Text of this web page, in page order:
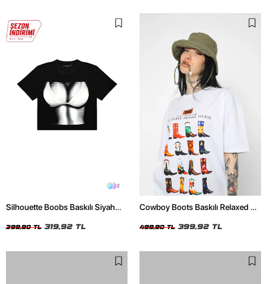
2
Silhouette Boobs Baskılı Siyah
399,90 TL 319,92 TL
Cowboy Boots Baskılı Relaxed Fit
499,90 TL 399,92 TL